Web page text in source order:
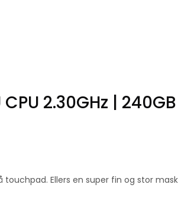
2.30GHz |
touchpad. Ellers en super fin og stor